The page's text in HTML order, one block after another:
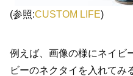
(参照:CUSTOM LIFE)
例えば、画像の様にネイビ
ビーのネクタイを入れてみ